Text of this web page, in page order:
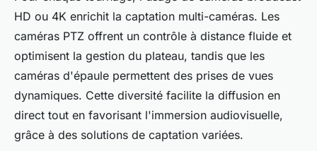
HD ou 4K enrichit la captation multi-caméras. Les
caméras PTZ offrent un contrôle à distance fluide et
optimisent la gestion du plateau, tandis que les
caméras d'épaule permettent des prises de vues
dynamiques. Cette diversité facilite la diffusion en
direct tout en favorisant l'immersion audiovisuelle,
grâce à des solutions de captation variées.